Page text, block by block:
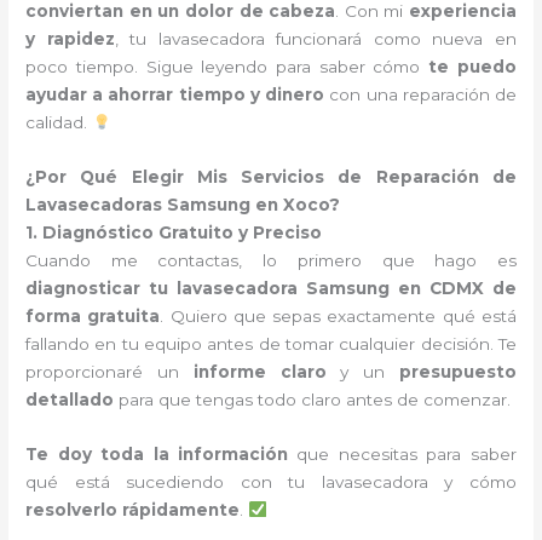
conviertan en un dolor de cabeza . Con mi experiencia
y rapidez , tu lavasecadora funcionará como nueva en
poco tiempo. Sigue leyendo para saber cómo te puedo
ayudar a ahorrar tiempo y dinero con una reparación de
calidad.
¿Por Qué Elegir Mis Servicios de Reparación de
Lavasecadoras Samsung en Xoco?
1. Diagnóstico Gratuito y Preciso
Cuando me contactas, lo primero que hago es
diagnosticar tu lavasecadora Samsung en CDMX de
forma gratuita . Quiero que sepas exactamente qué está
fallando en tu equipo antes de tomar cualquier decisión. Te
proporcionaré un informe claro y un presupuesto
detallado para que tengas todo claro antes de comenzar.
Te doy toda la información que necesitas para saber
qué está sucediendo con tu lavasecadora y cómo
resolverlo rápidamente